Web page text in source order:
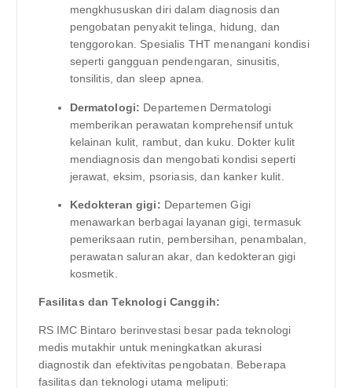
mengkhususkan diri dalam diagnosis dan
pengobatan penyakit telinga, hidung, dan
tenggorokan. Spesialis THT menangani kondisi
seperti gangguan pendengaran, sinusitis,
tonsilitis, dan sleep apnea.
Dermatologi: Departemen Dermatologi
memberikan perawatan komprehensif untuk
kelainan kulit, rambut, dan kuku. Dokter kulit
mendiagnosis dan mengobati kondisi seperti
jerawat, eksim, psoriasis, dan kanker kulit.
Kedokteran gigi: Departemen Gigi
menawarkan berbagai layanan gigi, termasuk
pemeriksaan rutin, pembersihan, penambalan,
perawatan saluran akar, dan kedokteran gigi
kosmetik.
Fasilitas dan Teknologi Canggih:
RS IMC Bintaro berinvestasi besar pada teknologi
medis mutakhir untuk meningkatkan akurasi
diagnostik dan efektivitas pengobatan. Beberapa
fasilitas dan teknologi utama meliputi: